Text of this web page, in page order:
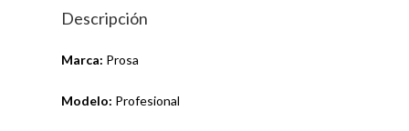
Descripción
Marca: Prosa
Modelo: Profesional